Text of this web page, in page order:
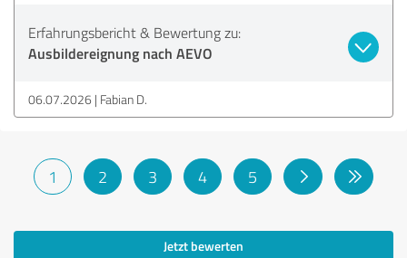
Erfahrungsbericht & Bewertung zu:
Ausbildereignung nach AEVO
06.07.2026 Fabian D.
1 2 3 4 5
Jetzt bewerten